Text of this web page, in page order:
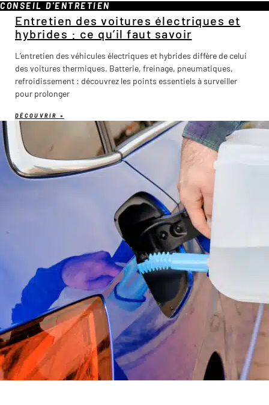
CONSEIL D'ENTRETIEN
Entretien des voitures électriques et
hybrides : ce qu’il faut savoir
L’entretien des véhicules électriques et hybrides diffère de celui
des voitures thermiques. Batterie, freinage, pneumatiques,
refroidissement : découvrez les points essentiels à surveiller
pour prolonger
DÉCOUVRIR »